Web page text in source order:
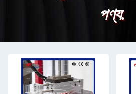
পণ্য.